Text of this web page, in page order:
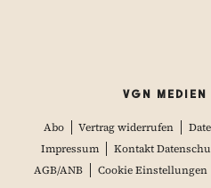
VGN
Abo Vertrag widerrufen
Impressum
Kontakt
AGB/ANB
Cookie Einstellungen